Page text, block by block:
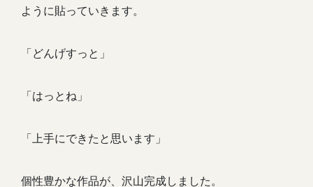
ように貼っていきます。
「どんげすっと」
「はっとね」
「上手にできたと思います」
個性豊かな作品が、沢山完成しました。